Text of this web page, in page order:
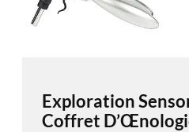
Exploration
Coffret